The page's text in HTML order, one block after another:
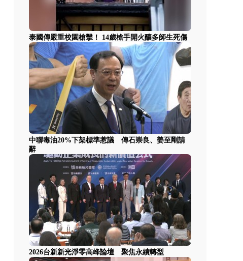
泰國傳嚴重校園槍擊！ 14歲槍手開火釀多師生死傷
中聯毒油20%下架標準惹議 傳石崇良、姜至剛請
辭
2026台新新光淨零高峰論壇 聚焦永續轉型